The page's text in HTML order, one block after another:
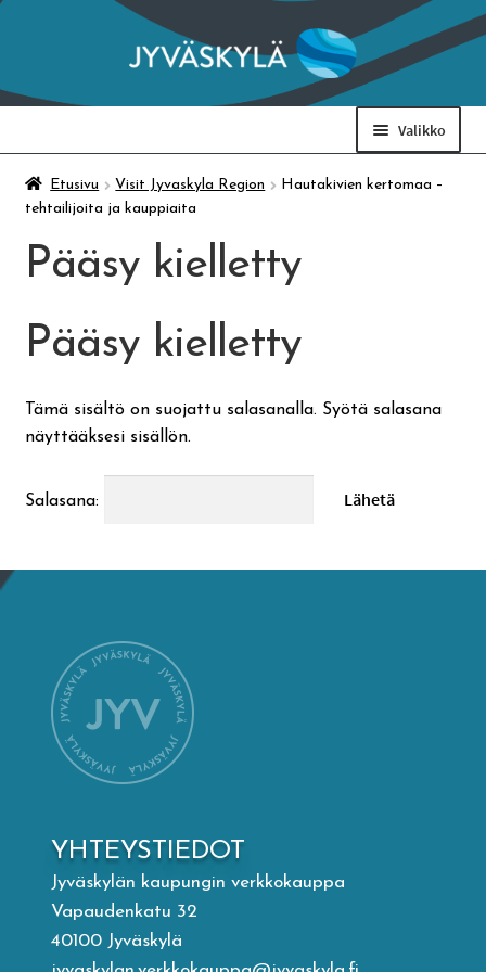
Siirry
navigointiin
Siirry
sisältöön
Valikko
Taidemuseo & Ratamo
Suomen käsityön museo
Ateria- ja välipalamaksut
Kirjasto
Visit Jyvaskyla Region
Valon Kaupunki
Lasten Lysti & LystiKylä-festivaali
Ohje
Etusivu Visit Jyvaskyla Region
Hautakivien kertomaa –
tehtailijoita ja kauppiaita
Pääsy kielletty
Pääsy kielletty
Tämä sisältö on suojattu salasanalla. Syötä salasana
näyttääksesi sisällön.
Salasana:
YHTEYSTIEDOT
Jyväskylän kaupungin verkkokauppa
Vapaudenkatu 32
40100 Jyväskylä